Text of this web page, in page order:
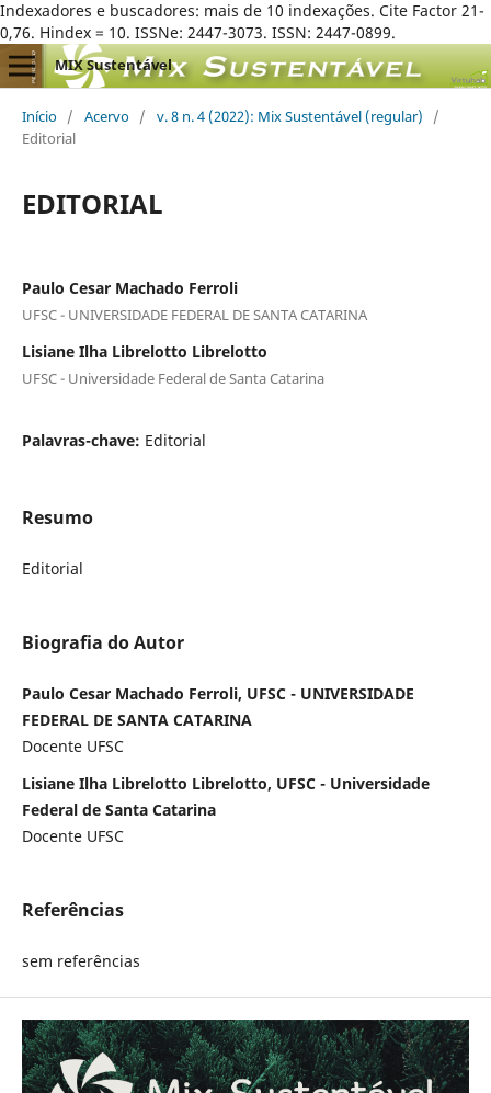
Indexadores e buscadores: mais de 10 indexações. Cite Factor 21-
0,76. Hindex = 10. ISSNe: 2447-3073. ISSN: 2447-0899.
MIX Sustentável
Início / Acervo / v. 8 n. 4 (2022): Mix Sustentável (regular)
/
Editorial
EDITORIAL
Paulo Cesar Machado Ferroli
UFSC - UNIVERSIDADE FEDERAL DE SANTA CATARINA
Lisiane Ilha Librelotto Librelotto
UFSC - Universidade Federal de Santa Catarina
Palavras-chave: Editorial
Resumo
Editorial
Biografia do Autor
Paulo Cesar Machado Ferroli, UFSC - UNIVERSIDADE
FEDERAL DE SANTA CATARINA
Docente UFSC
Lisiane Ilha Librelotto Librelotto, UFSC - Universidade
Federal de Santa Catarina
Docente UFSC
Referências
sem referências